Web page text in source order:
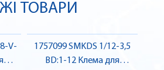
ТОВАРИ
V-
1757099 SMKDS 1/12-3,5
BD:1-12 Клема для